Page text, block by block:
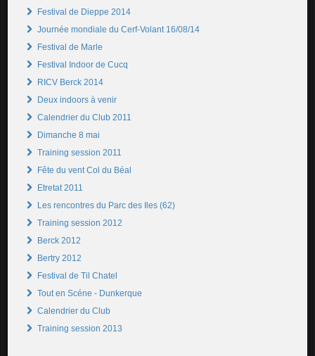
Festival de Dieppe 2014
Journée mondiale du Cerf-Volant 16/08/14
Festival de Marle
Festival Indoor de Cucq
RICV Berck 2014
Deux indoors à venir
Calendrier du Club 2011
Dimanche 8 mai
Training session 2011
Fête du vent Col du Béal
Etretat 2011
Les rencontres du Parc des Iles (62)
Training session 2012
Berck 2012
Bertry 2012
Festival de Til Chatel
Tout en Scéne - Dunkerque
Calendrier du Club
Training session 2013